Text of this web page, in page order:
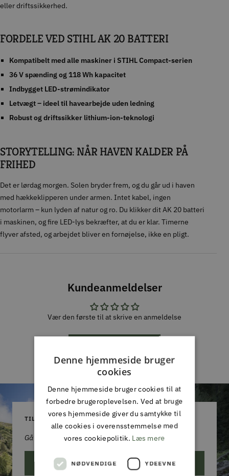
eller driftssikkerhed.
FORDELE VED STIHL AK 20 BATTERI
Kompatibelt med alle maskiner i STIHL Compact-serien
36 V spænding og 118 Wh kapacitet
Indbygget LED-strømindikator
Letvægt – ideel til havearbejde uden ledning
Robust og driftssikker lithium-ion-teknologi
STORYTELLING: NÅR HAVEN KALDER PÅ
FRIHED
Det er lørdag morgen. Solen bryder frem, og du går ud i haven
med hækkeklipperen under armen. Intet kabel, ingen
motorlarm – kun lyden af natur og ro. Du klikker dit AK 20 batteri
i maskinen, og fire LED-lys bekræfter, at du er klar. Timerne
flyver afsted, og arbejdet bliver en fornøjelse, ikke en pligt.
Kundeanmeldelser
Vær den første til at skrive en anmeldelse
TILMELD DIG VORES NYHEDSBREV
Gå aldrig glip af et godt tilbud!
ABONNER
Denne hjemmeside bruger
cookies
Denne hjemmeside bruger cookies til at
forbedre brugeroplevelsen. Ved at bruge
vores hjemmeside giver du samtykke til
alle cookies i overensstemmelse med
vores cookiepolitik. Læs mere
NØDVENDIGE YDEEVNE